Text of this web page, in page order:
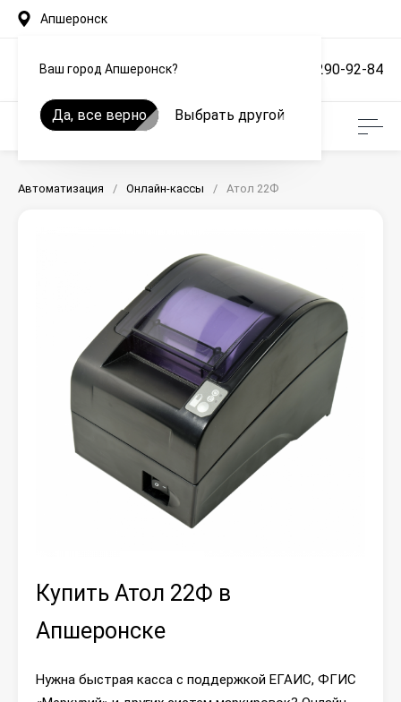
Апшеронск
Ваш город Апшеронск?
Да, все верно Выбрать другой
+7 (861) 290-92-84
Автоматизация / Онлайн-кассы / Атол 22Ф
Купить Атол 22Ф в
Апшеронске
Нужна быстрая касса с поддержкой ЕГАИС, ФГИС